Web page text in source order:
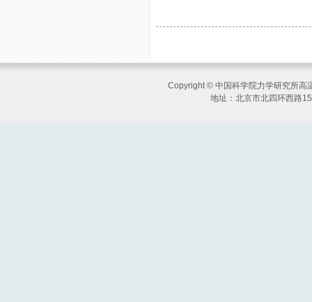
Copyright © 中国科学院力学研究所
地址：北京市北四环西